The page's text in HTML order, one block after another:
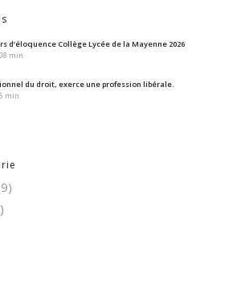
d’éloquence Collège Lycée de la Mayenne 2026
min
du droit, exerce une profession libérale.
min